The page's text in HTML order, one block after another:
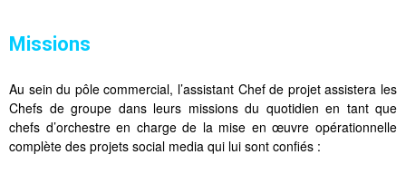
Missions
Au sein du pôle commercial, l’assistant Chef de projet assistera les
Chefs de groupe dans leurs missions du quotidien en tant que
chefs d’orchestre en charge de la mise en œuvre opérationnelle
complète des projets social media qui lui sont confiés :